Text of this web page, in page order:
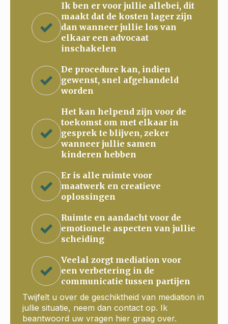
Ik ben er voor jullie allebei, dit
maakt dat de kosten lager zijn
dan wanneer jullie los van
elkaar een advocaat
inschakelen
De procedure kan, indien
gewenst, snel afgehandeld
worden
Het kan helpend zijn voor de
toekomst om met elkaar in
gesprek te blijven, zeker
wanneer jullie samen
kinderen hebben
Er is alle ruimte voor
maatwerk en creatieve
oplossingen
Ruimte en aandacht voor de
emotionele aspecten van jullie
scheiding
Veelal zorgt mediation voor
een verbetering in de
communicatie tussen partijen
Twijfelt u over de geschiktheid van mediation in
jullie situatie, neem dan contact op. Ik
beantwoord uw vragen hier graag over.